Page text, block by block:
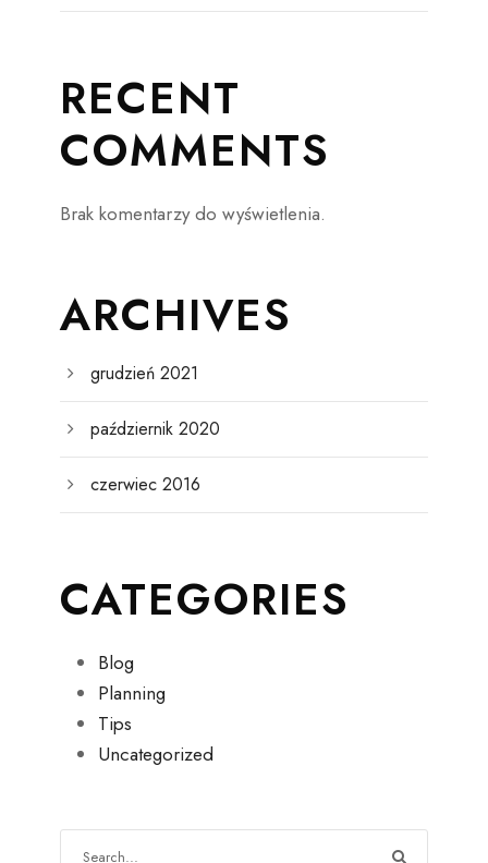
RECENT
COMMENTS
Brak komentarzy do wyświetlenia.
ARCHIVES
grudzień 2021
październik 2020
czerwiec 2016
CATEGORIES
Blog
Planning
Tips
Uncategorized